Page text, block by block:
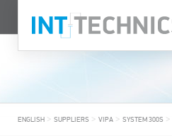
ENGLISH > SUPPLIERS > VIPA > SYSTEM 300S >